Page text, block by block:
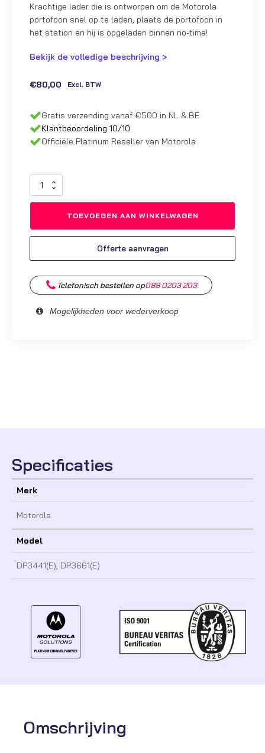
Krachtige lader die is ontworpen om de Motorola
portofoon snel op te laden, plaats de portofoon in
het station en hij is opgeladen binnen no-time!
Bekijk de volledige beschrijving >
€80,00 Excl. BTW
Gratis verzending vanaf €500 in NL & BE
Klantbeoordeling 10/10
Officiële Platinum Reseller van Motorola
Motorola
Enkelvoudige
en
PMLN5188B
aantal
TOEVOEGEN AAN WINKELWAGEN
Offerte aanvragen
Telefonisch bestellen op088 0203 203
Mogelijkheden voor wederverkoop
Specificaties
Merk
Motorola
Model
DP3441(E), DP3661(E)
Omschrijving